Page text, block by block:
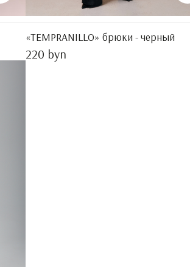
«TEMPRANILLO» брюки - черный
220 byn